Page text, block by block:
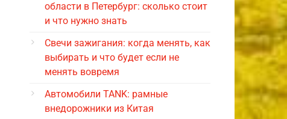
области в Петербург: сколько стоит
и что нужно знать
Свечи зажигания: когда менять, как
выбирать и что будет если не
менять вовремя
Автомобили TANK: рамные
внедорожники из Китая